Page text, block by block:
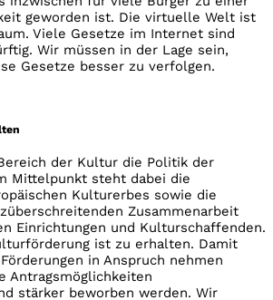
geworden ist. Die virtuelle Welt ist
Viele Gesetze im Internet sind
Wir müssen in der Lage sein,
Gesetze besser zu verfolgen.
der Kultur die Politik der
Mittelpunkt steht dabei die
Kulturerbes sowie die
Zusammenarbeit
Einrichtungen und Kulturschaffenden.
ist zu erhalten. Damit
in Anspruch nehmen
Antragsmöglichkeiten
stärker beworben werden. Wir